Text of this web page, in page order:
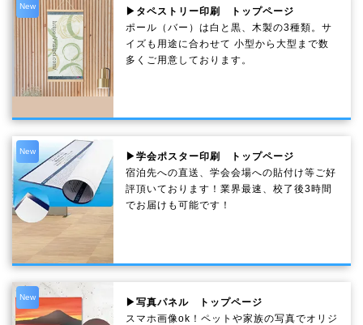
New
▶タペストリー印刷 トップページ
ポール（バー）は白と黒、木製の3種類。サ
イズも用途に合わせて 小型から大型まで数
多くご用意しております。
New
▶学会ポスター印刷 トップページ
宿泊先への直送、学会会場への貼付け等ご好
評頂いております！業界最速、校了後3時間
でお届けも可能です！
New
▶写真パネル トップページ
スマホ画像ok！ペットや家族の写真でオリジ